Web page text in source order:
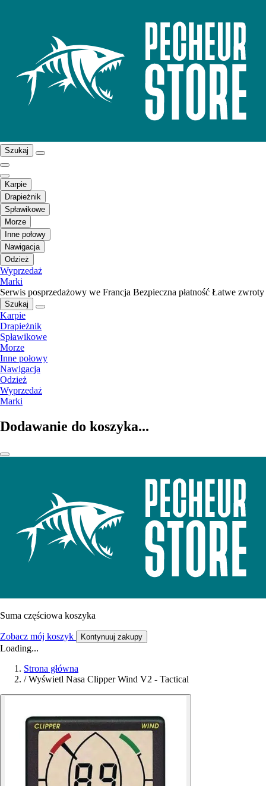
Szukaj
Karpie
Drapieżnik
Spławikowe
Morze
Inne połowy
Nawigacja
Odzież
Wyprzedaż
Marki
Serwis posprzedażowy we Francja Bezpieczna płatność Łatwe zwroty
Szukaj
Karpie
Drapieżnik
Spławikowe
Morze
Inne połowy
Nawigacja
Odzież
Wyprzedaż
Marki
Dodawanie do koszyka...
Suma częściowa koszyka
Zobacz mój koszyk Kontynuuj zakupy
Loading...
Strona główna
/ Wyświetl Nasa Clipper Wind V2 - Tactical